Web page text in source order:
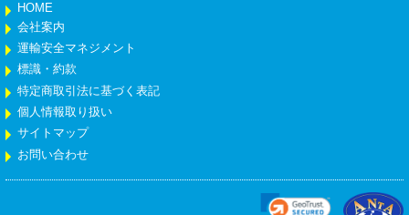
HOME
会社案内
運輸安全マネジメント
標識・約款
特定商取引法に基づく表記
個人情報取り扱い
サイトマップ
お問い合わせ